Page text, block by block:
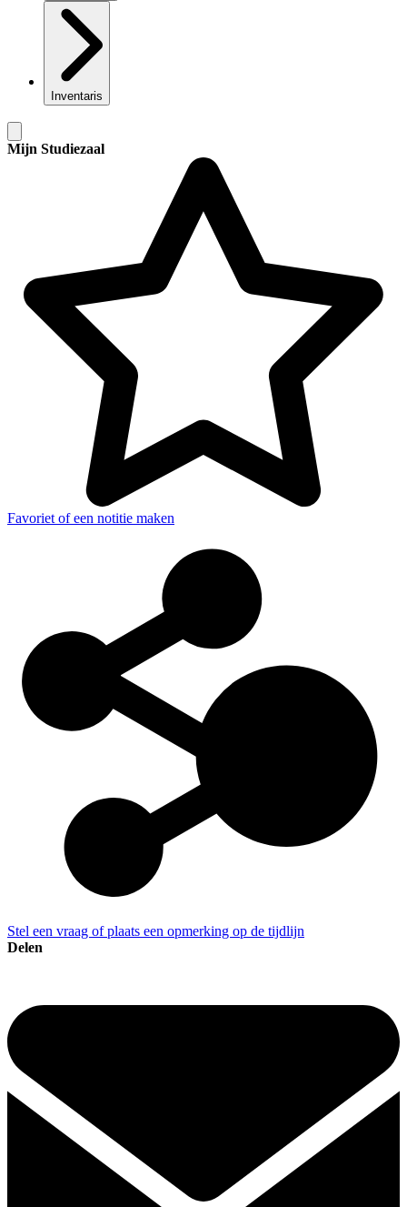
Inventaris
Mijn Studiezaal
Favoriet of een notitie maken
Stel een vraag of plaats een opmerking op de tijdlijn
Delen